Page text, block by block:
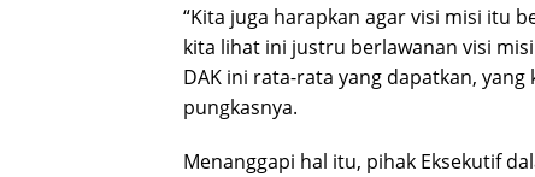
“Kita juga harapkan agar visi misi itu
kita lihat ini justru berlawanan visi
DAK ini rata-rata yang dapatkan,
pungkasnya.
Menanggapi hal itu, pihak Eksekutif